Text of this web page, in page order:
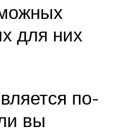
для них
по-
вы